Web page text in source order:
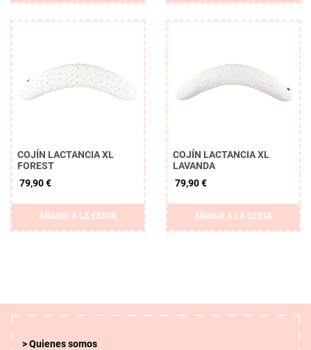
COJÍN LACTANCIA XL
FOREST
79,90 €
AÑADIR A LA CESTA
COJÍN LACTANCIA XL
LAVANDA
79,90 €
AÑADIR A LA CESTA
Quienes somos